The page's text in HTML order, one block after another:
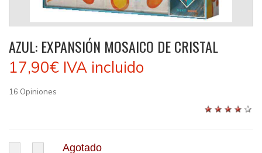
AZUL: EXPANSIÓN MOSAICO DE CRISTAL
17,90€ IVA incluido
16 Opiniones
Agotado